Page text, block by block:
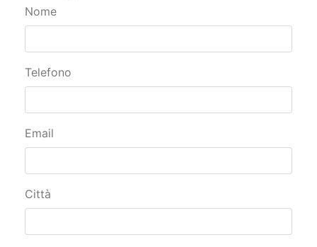
Nome
Telefono
Email
Città